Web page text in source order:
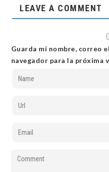
LEAVE A COMMENT
Guarda mi nombre, correo
navegador para la próxima